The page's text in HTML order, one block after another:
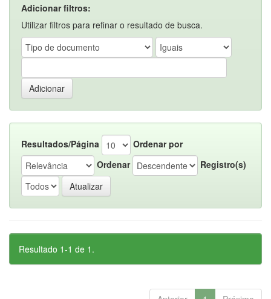
Adicionar filtros:
Utilizar filtros para refinar o resultado de busca.
Resultados/Página
Ordenar por
Ordenar
Registro(s)
Resultado 1-1 de 1.